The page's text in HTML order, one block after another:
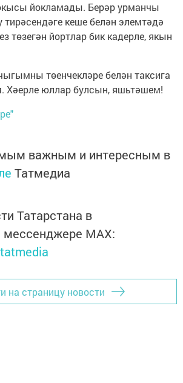
йокламады. Берәр урманчы
тирәсендәге кеше белән элемтәдә
төзегән йортлар бик кадерле, якын
төенчекләре белән таксига
Хәерле юллар булсын, яшьтәшем!
важным и интересным в
Татмедиа
Татарстана в
мессенджере MАХ:
на страницу новости